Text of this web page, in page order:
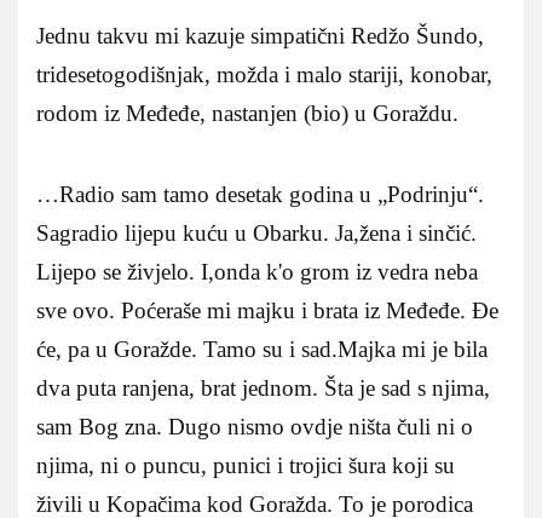
Jednu takvu mi kazuje simpatični Redžo Šundo,
tridesetogodišnjak, možda i malo stariji, konobar,
rodom iz Međeđe, nastanjen (bio) u Goraždu.
…Radio sam tamo desetak godina u „Podrinju“.
Sagradio lijepu kuću u Obarku. Ja,žena i sinčić.
Lijepo se živjelo. I,onda k'o grom iz vedra neba
sve ovo. Poćeraše mi majku i brata iz Međeđe. Đe
će, pa u Goražde. Tamo su i sad.Majka mi je bila
dva puta ranjena, brat jednom. Šta je sad s njima,
sam Bog zna. Dugo nismo ovdje ništa čuli ni o
njima, ni o puncu, punici i trojici šura koji su
živili u Kopačima kod Goražda. To je porodica